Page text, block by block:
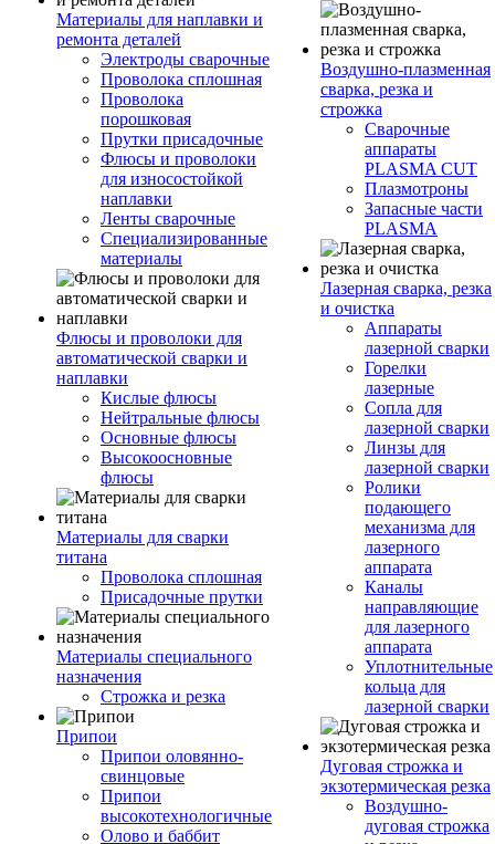
Материалы для наплавки и
ремонта деталей
Электроды сварочные
Проволока сплошная
Проволока
порошковая
Прутки присадочные
Флюсы и проволоки
для износостойкой
наплавки
Ленты сварочные
Специализированные
материалы
Флюсы и проволоки для
автоматической сварки и
наплавки
Кислые флюсы
Нейтральные флюсы
Основные флюсы
Высокоосновные
флюсы
Материалы для сварки
титана
Проволока сплошная
Присадочные прутки
Материалы специального
назначения
Строжка и резка
Припои
Припои оловянно-
свинцовые
Припои
высокотехнологичные
Олово и баббит
Воздушно-плазменная
сварка, резка и
строжка
Сварочные
аппараты
PLASMA CUT
Плазмотроны
Запасные части
PLASMA
Лазерная сварка, резка
и очистка
Аппараты
лазерной сварки
Горелки
лазерные
Сопла для
лазерной сварки
Линзы для
лазерной сварки
Ролики
подающего
механизма для
лазерного
аппарата
Каналы
направляющие
для лазерного
аппарата
Уплотнительные
кольца для
лазерной сварки
Дуговая строжка и
экзотермическая резка
Воздушно-
дуговая строжка